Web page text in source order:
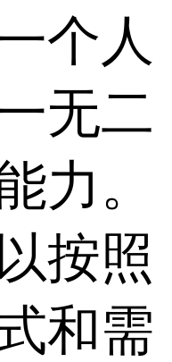
个人
无二
力。
按照
和需